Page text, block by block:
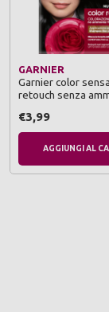
GARNIER
Garnier color
retouch senza
€3,99
AGGIUNGI AL